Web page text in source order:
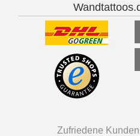
Zufriedene